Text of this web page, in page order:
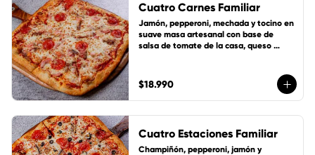
Cuatro Carnes Familiar
Jamón, pepperoni, mechada y tocino en
suave masa artesanal con base de
salsa de tomate de la casa, queso
$18.990
Cuatro Estaciones Familiar
Champiñón, pepperoni, jamón y